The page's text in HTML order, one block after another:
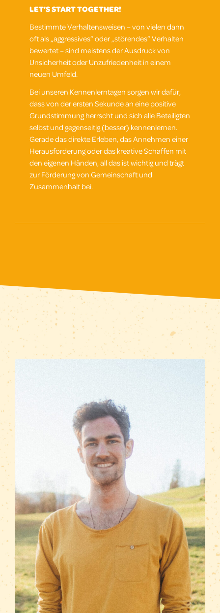
LET’S START TOGETHER!
Bestimmte Verhaltensweisen – von vielen dann
oft als „aggressives“ oder „störendes“ Verhalten
bewertet – sind meistens der Ausdruck von
Unsicherheit oder Unzufriedenheit in einem
neuen Umfeld.
Bei unseren Kennenlerntagen sorgen wir dafür,
dass von der ersten Sekunde an eine positive
Grundstimmung herrscht und sich alle Beteiligten
selbst und gegenseitig (besser) kennenlernen.
Gerade das direkte Erleben, das Annehmen einer
Herausforderung oder das kreative Schaffen mit
den eigenen Händen, all das ist wichtig und trägt
zur Förderung von Gemeinschaft und
Zusammenhalt bei.